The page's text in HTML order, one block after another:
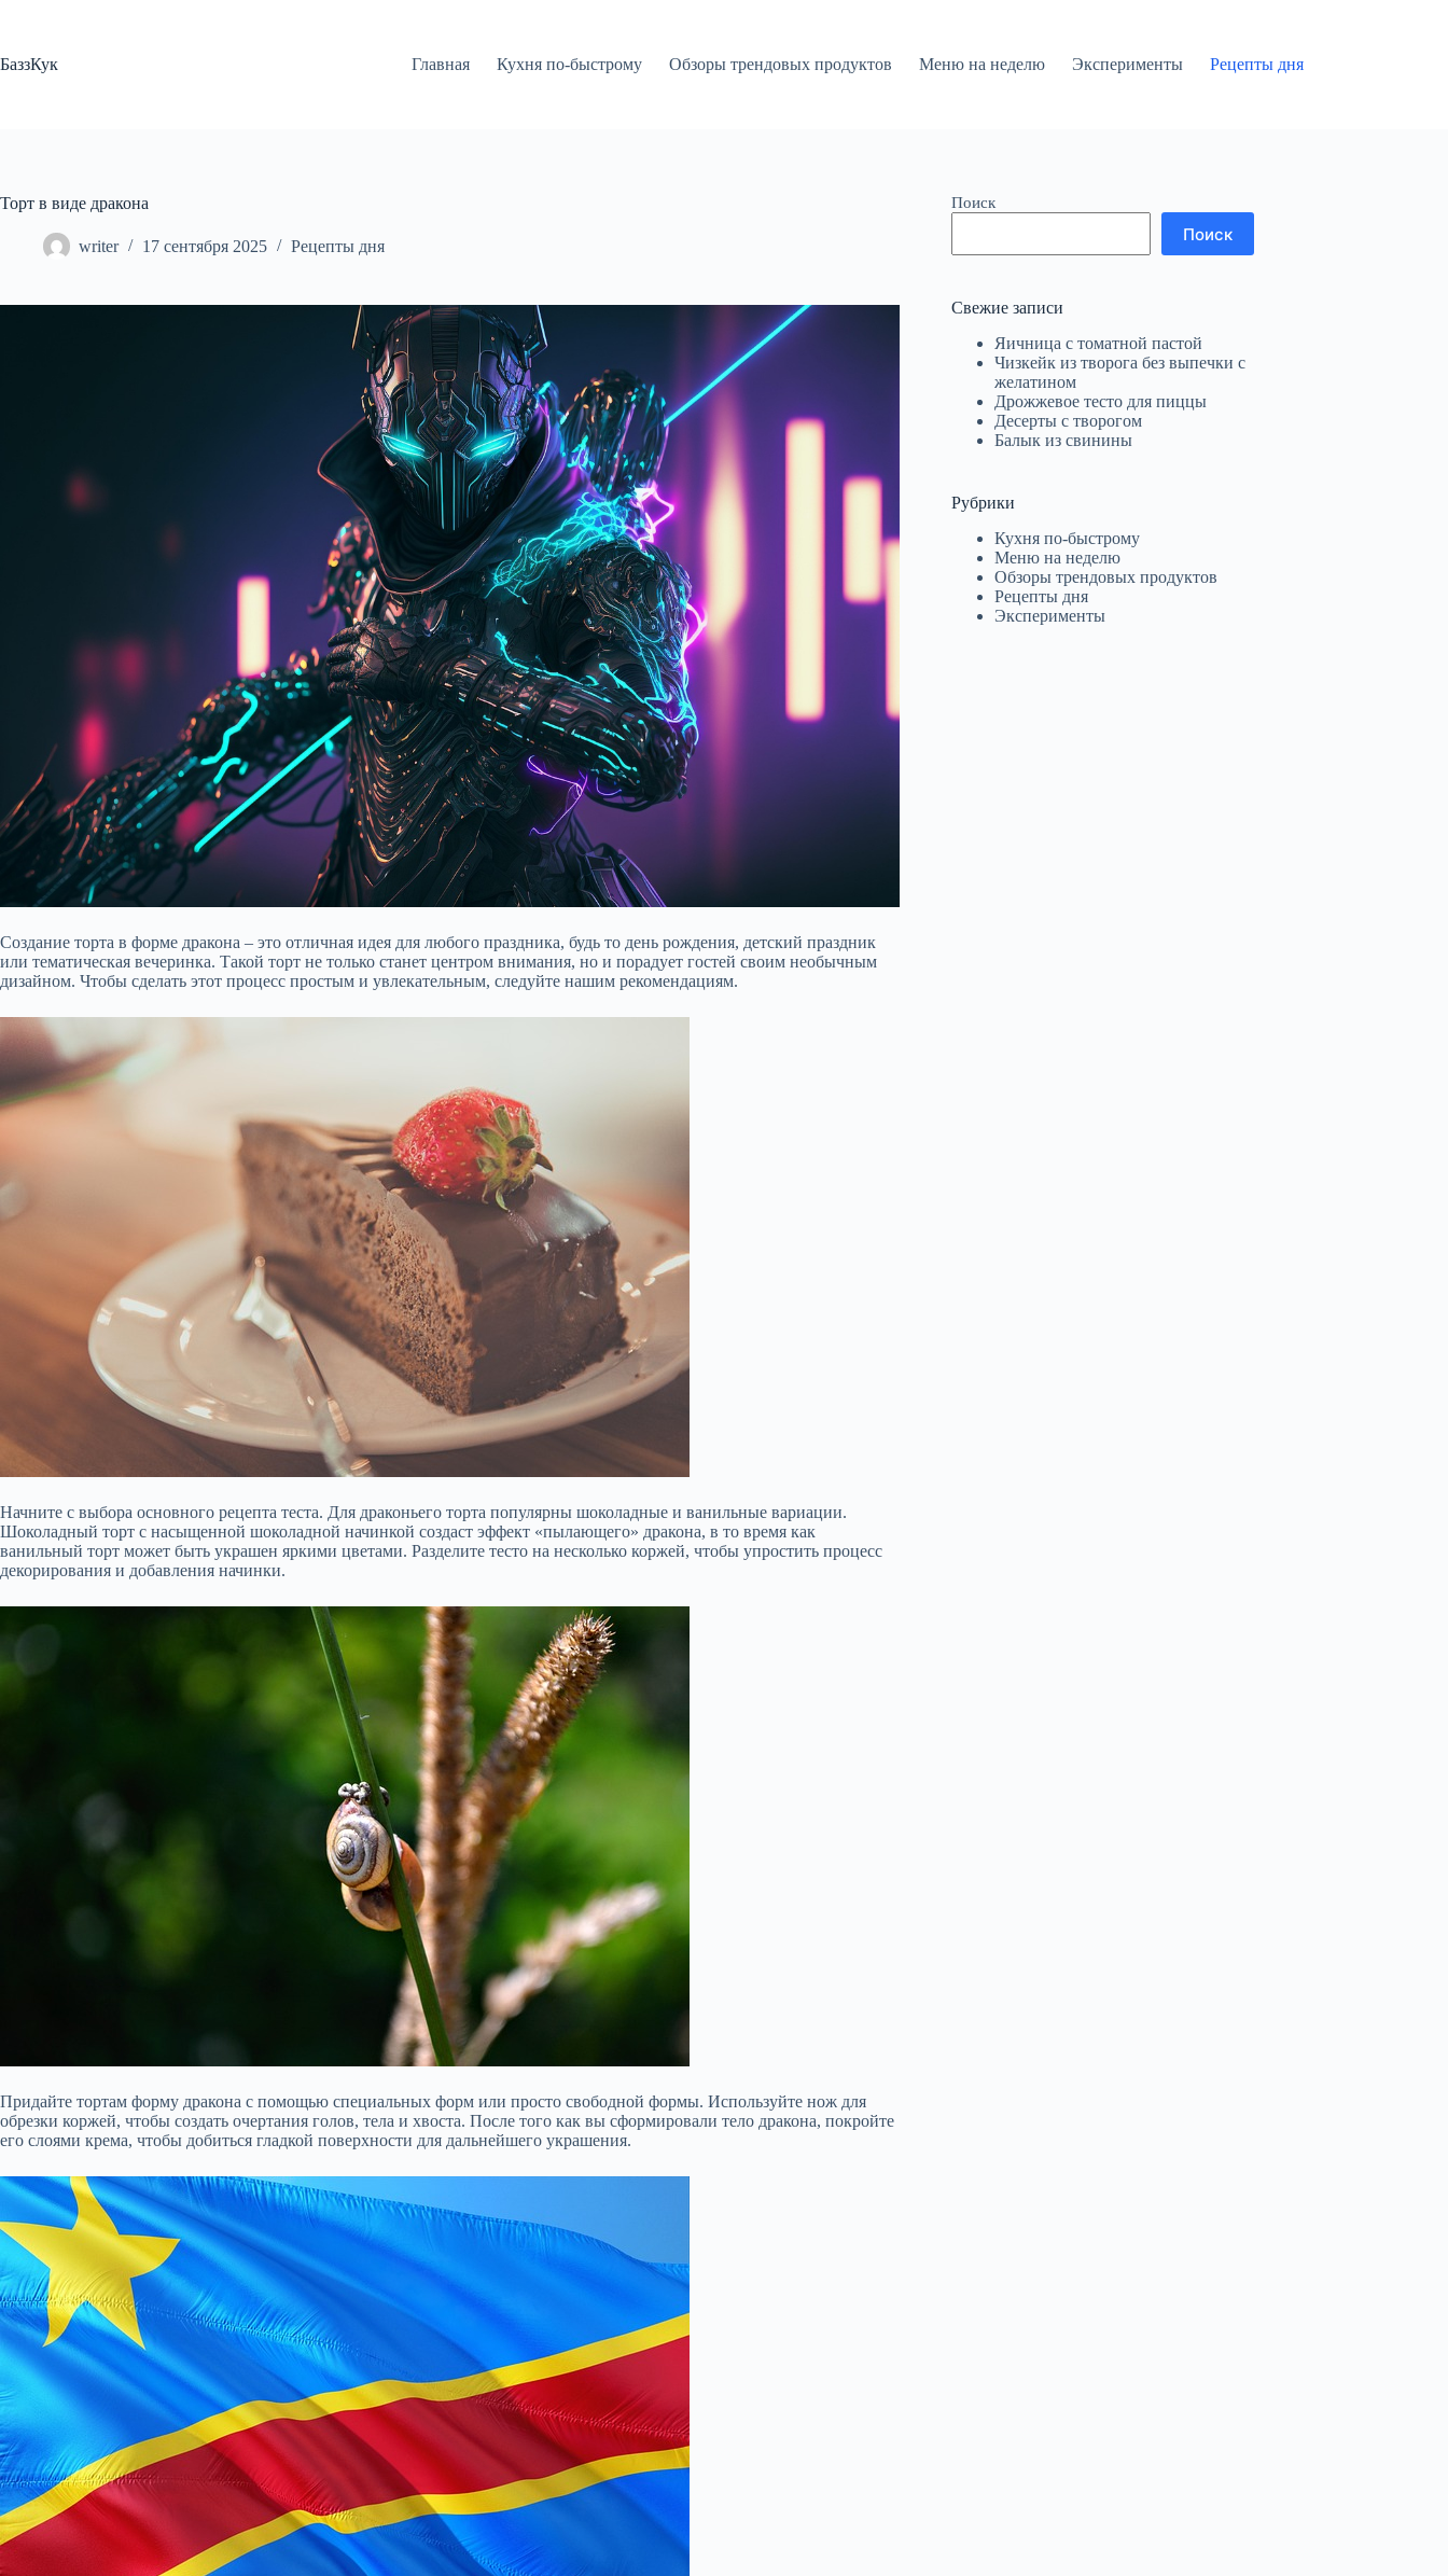
БаззКук
Главная Кухня по-быстрому Обзоры трендовых продуктов Меню на неделю Эксперименты Рецепты дня
Торт в виде дракона
writer 17 сентября 2025 Рецепты дня
Создание торта в форме дракона – это отличная идея для любого праздника, будь то день рождения, детский праздник
или тематическая вечеринка. Такой торт не только станет центром внимания, но и порадует гостей своим необычным
дизайном. Чтобы сделать этот процесс простым и увлекательным, следуйте нашим рекомендациям.
Начните с выбора основного рецепта теста. Для драконьего торта популярны шоколадные и ванильные вариации.
Шоколадный торт с насыщенной шоколадной начинкой создаст эффект «пылающего» дракона, в то время как
ванильный торт может быть украшен яркими цветами. Разделите тесто на несколько коржей, чтобы упростить процесс
декорирования и добавления начинки.
Придайте тортам форму дракона с помощью специальных форм или просто свободной формы. Используйте нож для
обрезки коржей, чтобы создать очертания голов, тела и хвоста. После того как вы сформировали тело дракона, покройте
его слоями крема, чтобы добиться гладкой поверхности для дальнейшего украшения.
Поиск
Поиск
Свежие записи
Яичница с томатной пастой
Чизкейк из творога без выпечки с
желатином
Дрожжевое тесто для пиццы
Десерты с творогом
Балык из свинины
Рубрики
Кухня по-быстрому
Меню на неделю
Обзоры трендовых продуктов
Рецепты дня
Эксперименты